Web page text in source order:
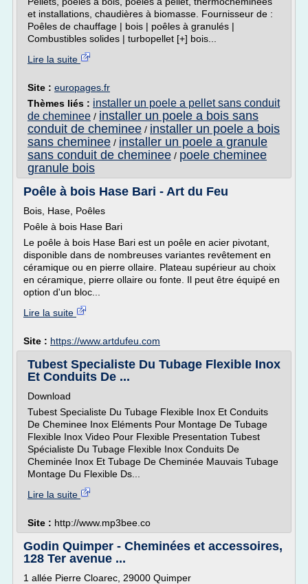
et installations, chaudières à biomasse. Fournisseur de :
Poêles de chauffage | bois | poêles à granulés |
Combustibles solides | turbopellet [+] bois...
Lire la suite
Site : europages.fr
Thèmes liés : installer un poele a pellet sans conduit
de cheminee / installer un poele a bois sans
conduit de cheminee / installer un poele a bois
sans cheminee / installer un poele a granule
sans conduit de cheminee / poele cheminee
granule bois
Poêle à bois Hase Bari - Art du Feu
Bois, Hase, Poêles
Poêle à bois Hase Bari
Le poêle à bois Hase Bari est un poêle en acier pivotant,
disponible dans de nombreuses variantes revêtement en
céramique ou en pierre ollaire. Plateau supérieur au choix
en céramique, pierre ollaire ou fonte. Il peut être équipé en
option d'un bloc...
Lire la suite
Site : https://www.artdufeu.com
Tubest Specialiste Du Tubage Flexible Inox
Et Conduits De ...
Download
Tubest Specialiste Du Tubage Flexible Inox Et Conduits
De Cheminee Inox Eléments Pour Montage De Tubage
Flexible Inox Video Pour Flexible Presentation Tubest
Spécialiste Du Tubage Flexible Inox Conduits De
Cheminée Inox Et Tubage De Cheminée Mauvais Tubage
Montage Du Flexible Ds...
Lire la suite
Site : http://www.mp3bee.co
Godin Quimper - Cheminées et accessoires,
128 Ter avenue ...
1 allée Pierre Cloarec, 29000 Quimper